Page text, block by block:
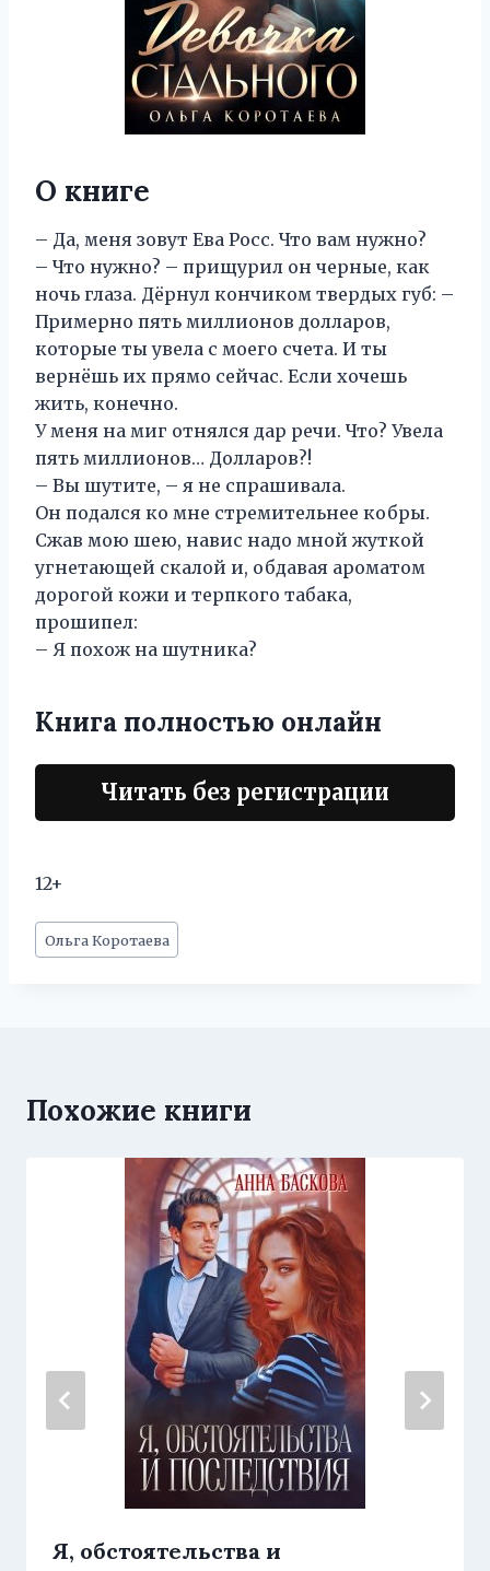
О книге
– Да, меня зовут Ева Росс. Что вам нужно?
– Что нужно? – прищурил он черные, как
ночь глаза. Дёрнул кончиком твердых губ: –
Примерно пять миллионов долларов,
которые ты увела с моего счета. И ты
вернёшь их прямо сейчас. Если хочешь
жить, конечно.
У меня на миг отнялся дар речи. Что? Увела
пять миллионов… Долларов?!
– Вы шутите, – я не спрашивала.
Он подался ко мне стремительнее кобры.
Сжав мою шею, навис надо мной жуткой
угнетающей скалой и, обдавая ароматом
дорогой кожи и терпкого табака,
прошипел:
– Я похож на шутника?
Книга полностью онлайн
Читать без регистрации
12+
Метки
записи:
Ольга Коротаева
Похожие книги
Я, обстоятельства и